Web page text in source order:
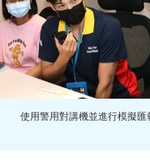
使用警用對講機並進行模擬